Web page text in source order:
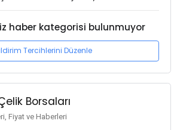
haber kategorisi bulunmuyor
Tercihlerini Düzenle
Borsaları
Fiyat ve Haberleri